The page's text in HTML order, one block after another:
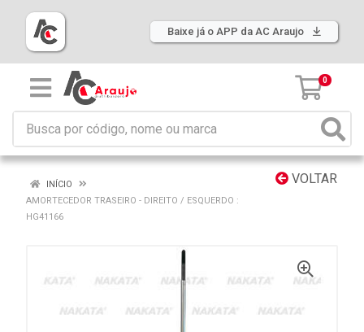
Baixe já o APP da AC Araujo
0
VOLTAR
INÍCIO
AMORTECEDOR TRASEIRO - DIREITO / ESQUERDO :
HG41166